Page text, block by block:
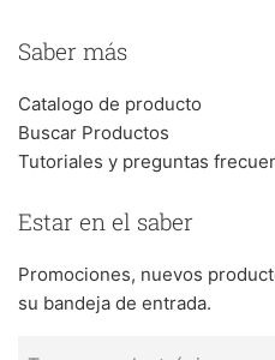
Saber más
Catalogo de producto
Buscar Productos
Tutoriales y preguntas
Estar en el saber
Promociones, nuevos
su bandeja de entrada.